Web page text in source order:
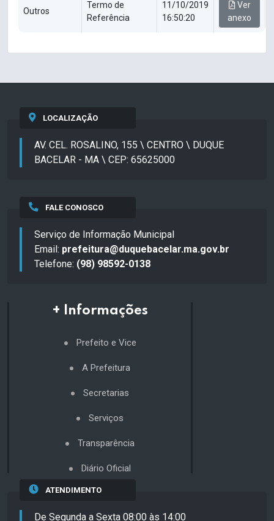
Outros
Termo de
Referência
11/10/2019
16:50:20
Ver
anexo
LOCALIZAÇÃO
AV. CEL. ROSALINO, 155 \ CENTRO \ DUQUE
BACELAR - MA \ CEP: 65625000
FALE CONOSCO
Serviço de Informação Municipal
Email: prefeitura@duquebacelar.ma.gov.br
Telefone: (98) 98592-0138
+ Informações
Prefeito e Vice
A Prefeitura
Secretarias
Serviços
Transparência
Diário Oficial
ATENDIMENTO
De Segunda a Sexta 08:00 às 14:00